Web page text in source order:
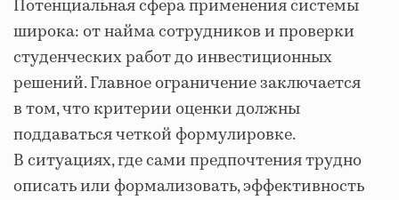
Потенциальная сфера применения системы
широка: от найма сотрудников и проверки
студенческих работ до инвестиционных
решений. Главное ограничение заключается
в том, что критерии оценки должны
поддаваться четкой формулировке.
В ситуациях, где сами предпочтения трудно
описать или формализовать, эффективность